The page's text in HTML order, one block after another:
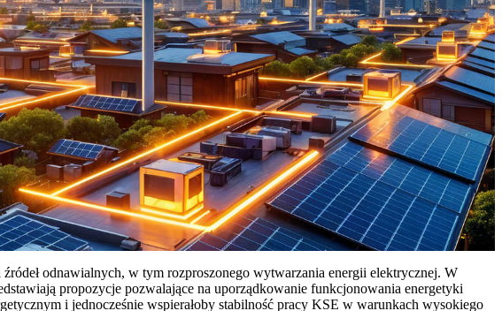
odnawialnych, w tym rozproszonego wytwarzania energii elektrycznej. W
propozycje pozwalające na uporządkowanie funkcjonowania energetyki
i jednocześnie wspierałoby stabilność pracy KSE w warunkach wysokiego